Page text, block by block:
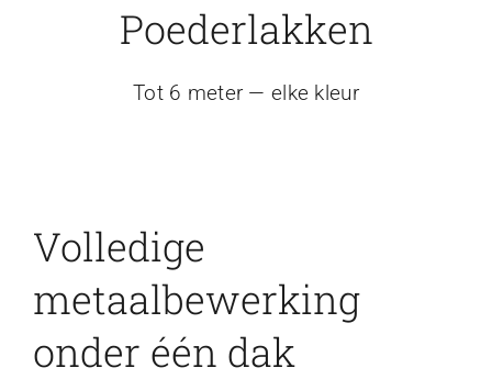
Poederlakken
Tot 6 meter — elke kleur
Volledige
metaalbewerking
onder één dak